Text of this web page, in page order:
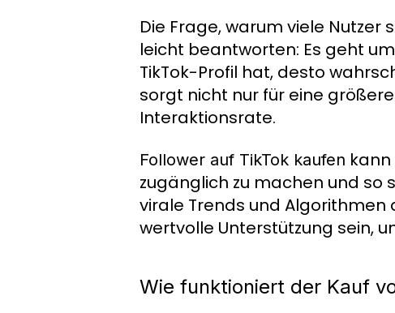
Die Frage, warum viele Nutzer
leicht beantworten: Es geht
TikTok-Profil hat, desto
sorgt nicht nur für eine
Interaktionsrate.
Follower auf TikTok kaufen
zugänglich zu machen und so
virale Trends und Algorithmen
wertvolle Unterstützung sein,
Wie funktioniert der Kauf